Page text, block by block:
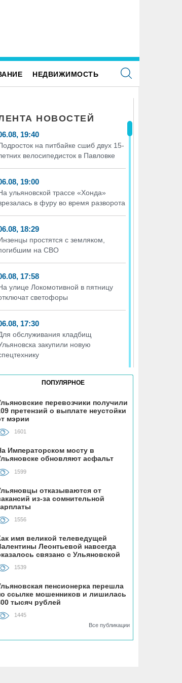
НЕДВИЖИМОСТЬ
НОВОСТЕЙ
19:40
на питбайке сшиб двух 15-
велосипедисток в Павловке
19:00
ульяновской трассе «Хонда»
в фуру во время разворота
18:29
простятся с земляком,
на СВО
17:58
улице Локомотивной в пятницу
светофоры
17:30
обслуживания кладбищ
закупили новую
категорий кешбэка создает
спроса
06.08, 17:00
ульяновской школе №7
«умные» тренажёры с
кодами
16:22
Ульяновске на месяц перекрыли
улицы Ефремова
15:59
здании травмпункта в Ульяновске
мемориальная доска в
честь Рылеева
15:29
Теребунов нашёл
нарушения в ульяновской колонии
ПОПУЛЯРНОЕ
перевозчики получили
претензий о выплате неустойки
мэрии
1601
Императорском мосту в
обновляют асфальт
1599
отказываются от
из-за сомнительной
1556
имя великой телеведущей
Леонтьевой навсегда
связано с Ульяновской
областью
1539
пенсионерка перешла
ссылке мошенников и лишилась
тысяч рублей
1445
Все публикации